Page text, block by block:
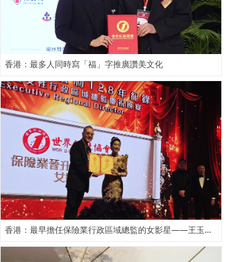
香港：最多人同時寫「福」字推廣讚美文化
香港：最早擔任保險業行政區域總監的女影星——王玉環（Agassi )